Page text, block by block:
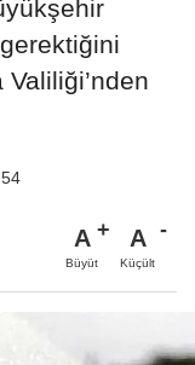
A
Büyüt
A
Küçült